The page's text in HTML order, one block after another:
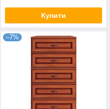
Купити
–7%